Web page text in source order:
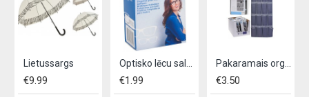
Lietussargs
€9.99 €1.99 €3.50